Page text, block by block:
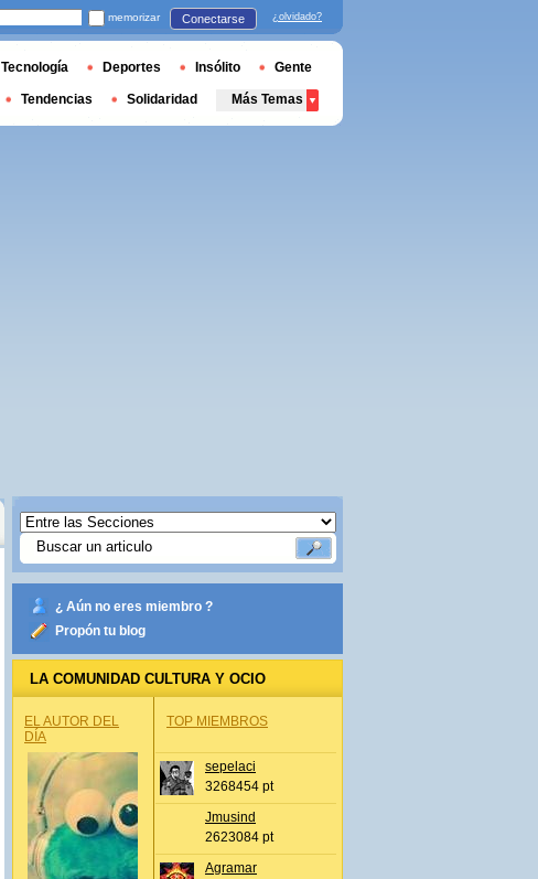
¿ Aún no eres miembro ?
Propón tu blog
LA COMUNIDAD CULTURA Y OCIO
EL AUTOR DEL
DÍA
TOP MIEMBROS
sepelaci
3268454 pt
Jmusind
2623084 pt
Agramar
memorizar Conectarse ¿olvidado?
Tecnología Deportes Insólito Gente
Tendencias Solidaridad Más Temas